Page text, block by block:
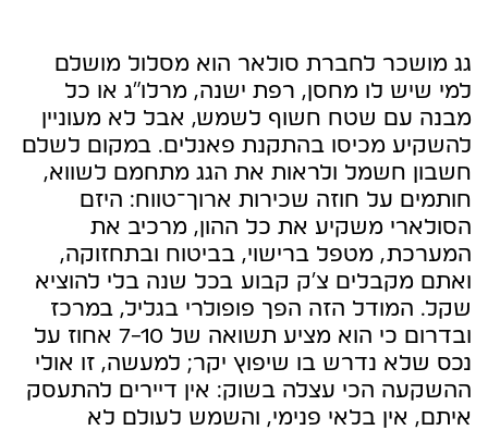
גג מושכר לחברת סולאר הוא מסלול מושלם
למי שיש לו מחסן, רפת ישנה, מרלו״ג או כל
מבנה עם שטח חשוף לשמש, אבל לא מעוניין
להשקיע מכיסו בהתקנת פאנלים. במקום לשלם
חשבון חשמל ולראות את הגג מתחמם לשווא,
חותמים על חוזה שכירות ארוך־טווח: היזם
הסולארי משקיע את כל ההון, מרכיב את
המערכת, מטפל ברישוי, בביטוח ובתחזוקה,
ואתם מקבלים צ׳ק קבוע בכל שנה בלי להוציא
שקל. המודל הזה הפך פופולרי בגליל, במרכז
ובדרום כי הוא מציע תשואה של 7-10 אחוז על
נכס שלא נדרש בו שיפוץ יקר; למעשה, זו אולי
ההשקעה הכי עצלה בשוק: אין דיירים להתעסק
איתם, אין בלאי פנימי, והשמש לעולם לא